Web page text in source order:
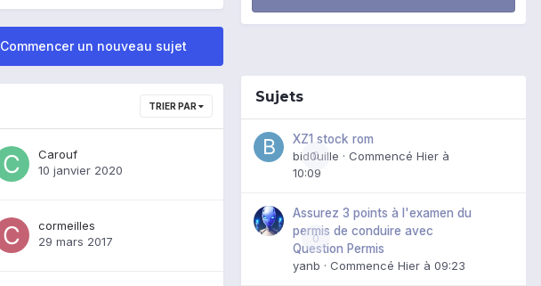
Commencer un nouveau sujet
TRIER PAR
Carouf
10 janvier 2020
cormeilles
29 mars 2017
Sujets
0
XZ1 stock rom
bid0uille · Commencé Hier à
10:09
0
Assurez 3 points à l'examen du
permis de conduire avec
Question Permis
yanb · Commencé Hier à 09:23